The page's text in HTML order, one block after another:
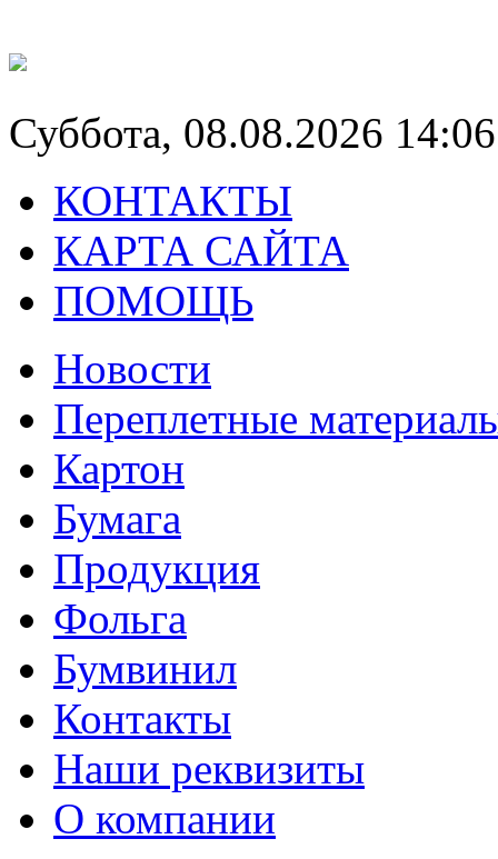
Суббота, 08.08.2026 14:06
КОНТАКТЫ
КАРТА САЙТА
ПОМОЩЬ
Новости
Переплетные
Картон
Бумага
Продукция
Фольга
Бумвинил
Контакты
Наши реквизиты
О компании